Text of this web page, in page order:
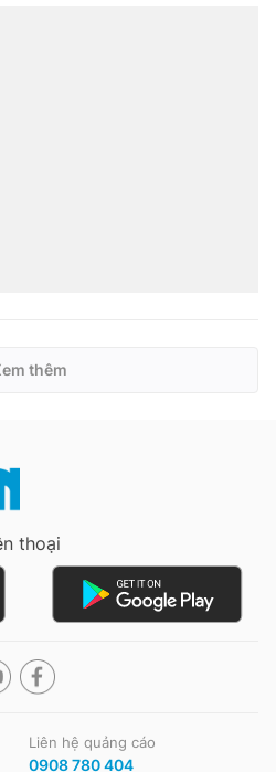
thêm
thoại
Liên hệ quảng cáo
0908 780 404